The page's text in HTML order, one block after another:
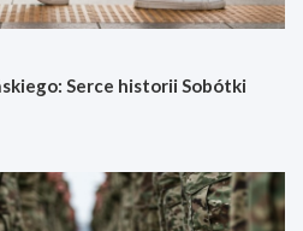
Serce historii Sobótki